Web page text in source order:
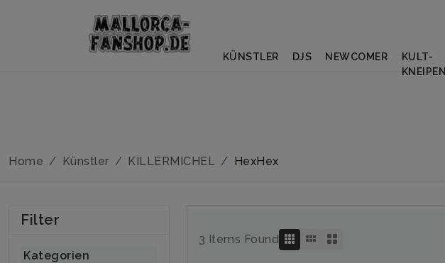
Home Künstler KILLERMICHEL HexHex
Filter
Kategorien
3 Items Found
KÜNSTLER DJS NEWCOMER
KULT-
KNEIPEN